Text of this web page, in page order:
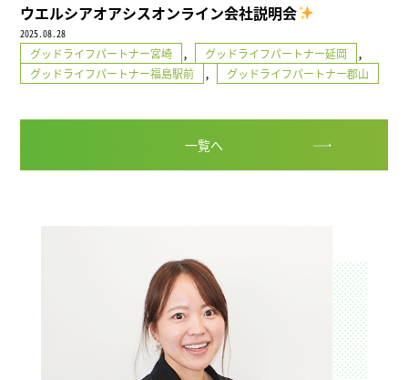
ウエルシアオアシスオンライン会社説明会
2025.08.28
グッドライフパートナー宮崎 , グッドライフパートナー延岡 ,
グッドライフパートナー福島駅前 , グッドライフパートナー郡山
一覧へ